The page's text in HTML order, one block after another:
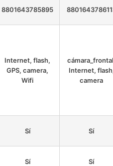
8801643785895
Internet, flash,
GPS, camera,
Wifi
Internet,
camera
Sí Sí
Sí Sí